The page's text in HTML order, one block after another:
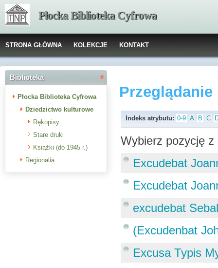
Płocka Biblioteka Cyfrowa
STRONA GŁÓWNA KOLEKCJE KONTAKT
Biblioteka
Płocka Biblioteka Cyfrowa
Dziedzictwo kulturowe
Rękopisy
Stare druki
Książki (do 1945 r.)
Regionalia
Indeks atrybutu: 0-9 A B C
Wybierz pozycję
Excudebat
Excudebat
excudebat
(Excudenbat
Excusa Typis